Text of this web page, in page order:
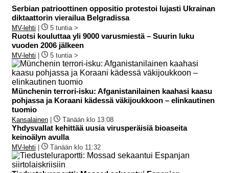
Serbian patrioottinen oppositio protestoi lujasti Ukrainan
diktaattorin vierailua Belgradissa
MV-lehti 5 tuntia >
Ruotsi kouluttaa yli 9000 varusmiestä – Suurin luku
vuoden 2006 jälkeen
MV-lehti 5 tuntia >
Münchenin terrori-isku: Afganistanilainen kaahasi kaasu
pohjassa ja Koraani kädessä väkijoukkoon – elinkautinen
tuomio
Kansalainen Tänään klo 13:08
Yhdysvallat kehittää uusia virusperäisiä bioaseita
keinoälyn avulla
MV-lehti Tänään klo 11:32